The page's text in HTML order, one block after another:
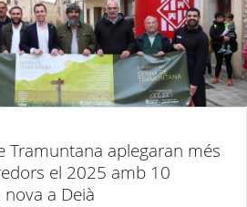
Tramuntana aplegaran més
el 2025 amb 10
a Deià